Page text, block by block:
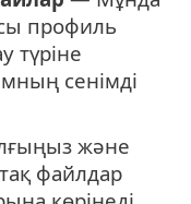
профиль
түріне
сенімді
және
файлдар